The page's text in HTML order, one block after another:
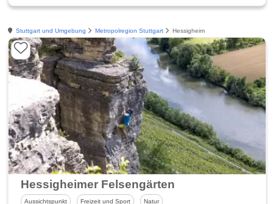
Stuttgart und Umgebung Metropolregion Stuttgart Hessigheim
Hessigheimer Felsengärten
Aussichtspunkt Freizeit und Sport Natur